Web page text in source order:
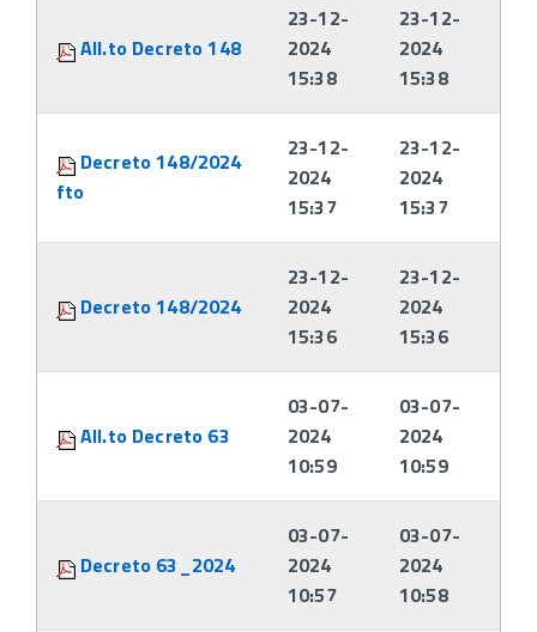
All.to Decreto 148
23-12-
2024
15:38
23-12-
2024
15:38
Decreto 148/2024
fto
23-12-
2024
15:37
23-12-
2024
15:37
Decreto 148/2024
23-12-
2024
15:36
23-12-
2024
15:36
All.to Decreto 63
03-07-
2024
10:59
03-07-
2024
10:59
Decreto 63_2024
03-07-
2024
10:57
03-07-
2024
10:58